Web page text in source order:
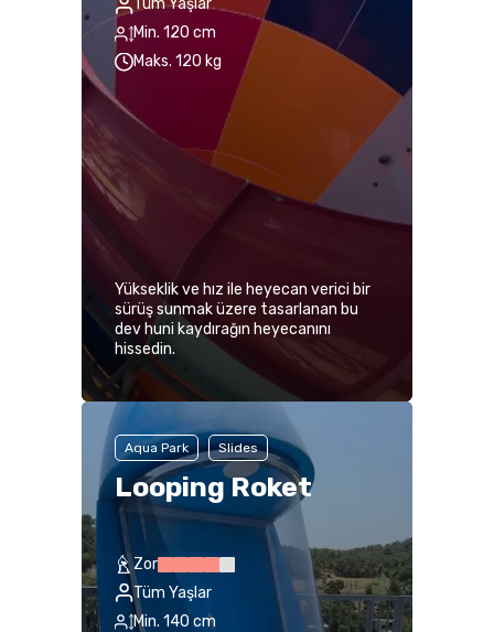
Tüm Yaşlar
Min. 120 cm
Maks. 120 kg
Yükseklik ve hız ile heyecan verici bir
sürüş sunmak üzere tasarlanan bu
dev huni kaydırağın heyecanını
hissedin.
Aqua Park Slides
Looping Roket
Zor
Tüm Yaşlar
Min. 140 cm